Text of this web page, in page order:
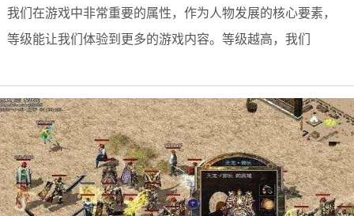
我们在游戏中非常重要的属性，作为人物发展的核心要素，
等级能让我们体验到更多的游戏内容。等级越高，我们